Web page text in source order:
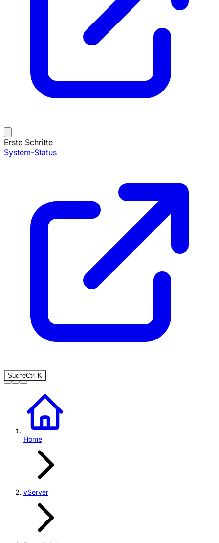
Erste Schritte
System-Status
SucheCtrl K
Home
vServer